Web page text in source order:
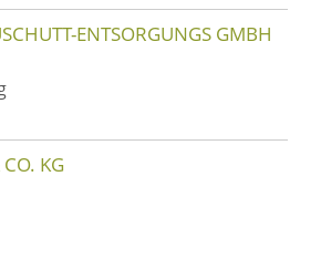
ENTSORGUNGS GMBH
KG